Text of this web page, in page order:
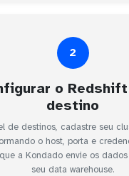
2
o
destino
de destinos, cadastre seu
o host, porta e
a Kondado envie os
seu data warehouse.